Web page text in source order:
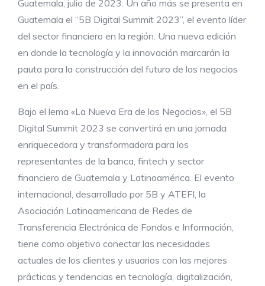
Guatemala, julio de 2023. Un año más se presenta en
Guatemala el “5B Digital Summit 2023”, el evento líder
del sector financiero en la región. Una nueva edición
en donde la tecnología y la innovación marcarán la
pauta para la construcción del futuro de los negocios
en el país.
Bajo el lema «La Nueva Era de los Negocios», el 5B
Digital Summit 2023 se convertirá en una jornada
enriquecedora y transformadora para los
representantes de la banca, fintech y sector
financiero de Guatemala y Latinoamérica. El evento
internacional, desarrollado por 5B y ATEFI, la
Asociación Latinoamericana de Redes de
Transferencia Electrónica de Fondos e Información,
tiene como objetivo conectar las necesidades
actuales de los clientes y usuarios con las mejores
prácticas y tendencias en tecnología, digitalización,